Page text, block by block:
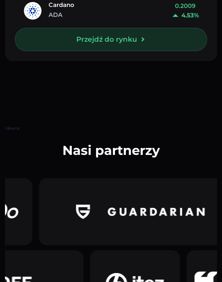
Cardano
ADA
0.2009
4.53%
Przejdź do rynku
Główna
Nasi partnerzy